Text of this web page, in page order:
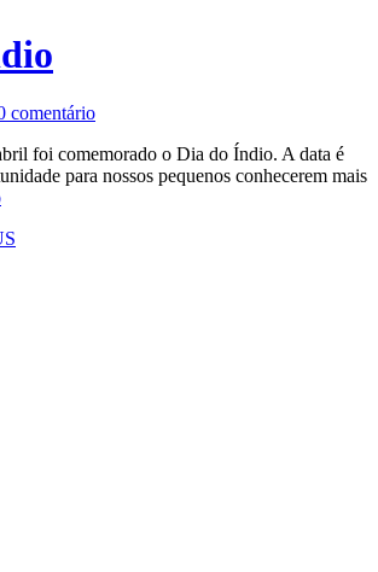
comentário
foi comemorado o Dia do Índio. A data é
para nossos pequenos conhecerem mais